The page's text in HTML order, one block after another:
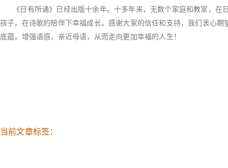
《日有所诵》已经出版十余年。十多年来，无数个家庭和教室，在
孩子，在诗歌的陪伴下幸福成长。感谢大家的信任和支持，我们衷心期
底蕴，增强语感，亲近母语，从而走向更加幸福的人生！
当前文章标签：